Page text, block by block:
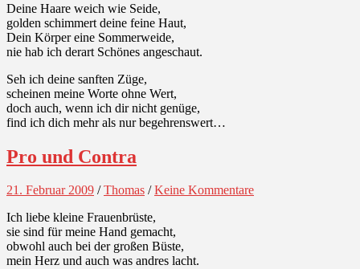
Deine Haare weich wie Seide,
golden schimmert deine feine Haut,
Dein Körper eine Sommerweide,
nie hab ich derart Schönes angeschaut.
Seh ich deine sanften Züge,
scheinen meine Worte ohne Wert,
doch auch, wenn ich dir nicht genüge,
find ich dich mehr als nur begehrenswert…
Pro und Contra
21. Februar 2009 /Thomas /Keine Kommentare
Ich liebe kleine Frauenbrüste,
sie sind für meine Hand gemacht,
obwohl auch bei der großen Büste,
mein Herz und auch was andres lacht.